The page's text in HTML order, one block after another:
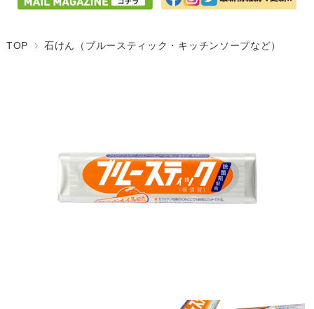
TOP 石けん（ブルースティック・キッチンソープなど）